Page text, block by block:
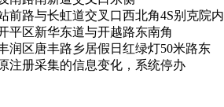
前路与长虹道交叉口西北角4S别克院内
平区新华东道与开越路东南角
润区唐丰路乡居假日红绿灯50米路东
注册采集的信息变化，系统停办